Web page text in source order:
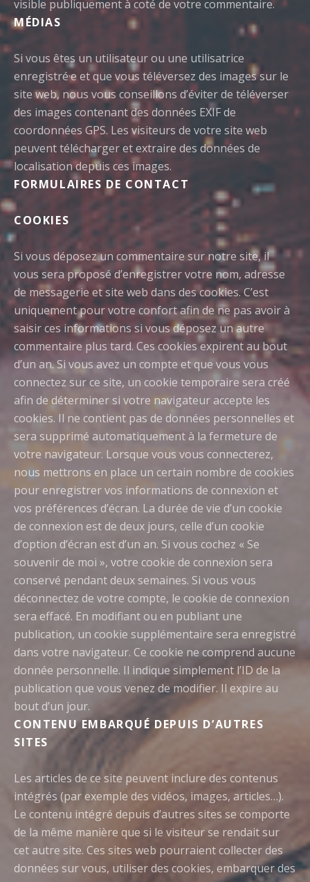
visible publiquement à coté de votre commentaire.
MÉDIAS
Si vous êtes un utilisateur ou une utilisatrice
enregistré·e et que vous téléversez des images sur le
site web, nous vous conseillons d’éviter de téléverser
des images contenant des données EXIF de
coordonnées GPS. Les visiteurs de votre site web
peuvent télécharger et extraire des données de
localisation depuis ces images.
FORMULAIRES DE CONTACT
COOKIES
Si vous déposez un commentaire sur notre site, il
vous sera proposé d’enregistrer votre nom, adresse
de messagerie et site web dans des cookies. C’est
uniquement pour votre confort afin de ne pas avoir à
saisir ces informations si vous déposez un autre
commentaire plus tard. Ces cookies expirent au bout
d’un an.Si vous avez un compte et que vous vous
connectez sur ce site, un cookie temporaire sera créé
afin de déterminer si votre navigateur accepte les
cookies. Il ne contient pas de données personnelles et
sera supprimé automatiquement à la fermeture de
votre navigateur. Lorsque vous vous connecterez,
nous mettrons en place un certain nombre de cookies
pour enregistrer vos informations de connexion et
vos préférences d’écran. La durée de vie d’un cookie
de connexion est de deux jours, celle d’un cookie
d’option d’écran est d’un an. Si vous cochez « Se
souvenir de moi », votre cookie de connexion sera
conservé pendant deux semaines. Si vous vous
déconnectez de votre compte, le cookie de connexion
sera effacé. En modifiant ou en publiant une
publication, un cookie supplémentaire sera enregistré
dans votre navigateur. Ce cookie ne comprend aucune
donnée personnelle. Il indique simplement l’ID de la
publication que vous venez de modifier. Il expire au
bout d’un jour.
CONTENU EMBARQUÉ DEPUIS D’AUTRES
SITES
Les articles de ce site peuvent inclure des contenus
intégrés (par exemple des vidéos, images, articles…).
Le contenu intégré depuis d’autres sites se comporte
de la même manière que si le visiteur se rendait sur
cet autre site. Ces sites web pourraient collecter des
données sur vous, utiliser des cookies, embarquer des